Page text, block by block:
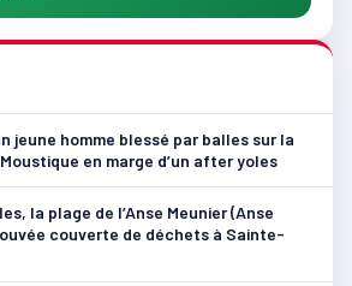
jeune homme blessé par balles sur la
en marge d’un after yoles
la plage de l’Anse Meunier (Anse
couverte de déchets à Sainte-